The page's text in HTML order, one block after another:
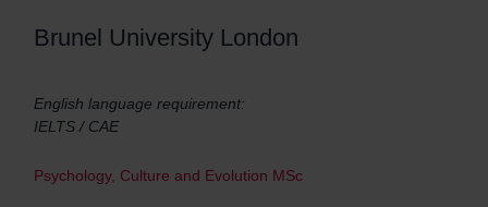
Brunel University London
English language requirement:
IELTS / CAE
Psychology, Culture and Evolution MSc